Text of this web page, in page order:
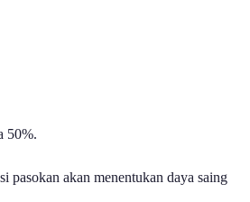
50%.
pasokan akan menentukan daya saing